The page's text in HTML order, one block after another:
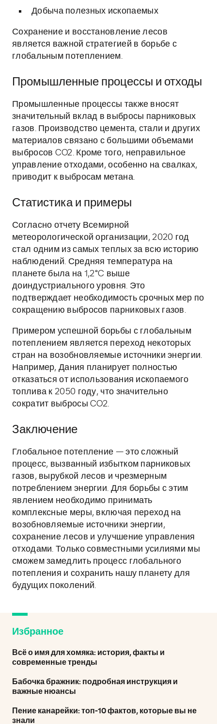
Добыча полезных ископаемых
Сохранение и восстановление лесов
является важной стратегией в борьбе с
глобальным потеплением.
Промышленные процессы и отходы
Промышленные процессы также вносят
значительный вклад в выбросы парниковых
газов. Производство цемента, стали и других
материалов связано с большими объемами
выбросов CO2. Кроме того, неправильное
управление отходами, особенно на свалках,
приводит к выбросам метана.
Статистика и примеры
Согласно отчету Всемирной
метеорологической организации, 2020 год
стал одним из самых теплых за всю историю
наблюдений. Средняя температура на
планете была на 1,2°C выше
доиндустриального уровня. Это
подтверждает необходимость срочных мер по
сокращению выбросов парниковых газов.
Примером успешной борьбы с глобальным
потеплением является переход некоторых
стран на возобновляемые источники энергии.
Например, Дания планирует полностью
отказаться от использования ископаемого
топлива к 2050 году, что значительно
сократит выбросы CO2.
Заключение
Глобальное потепление — это сложный
процесс, вызванный избытком парниковых
газов, вырубкой лесов и чрезмерным
потреблением энергии. Для борьбы с этим
явлением необходимо принимать
комплексные меры, включая переход на
возобновляемые источники энергии,
сохранение лесов и улучшение управления
отходами. Только совместными усилиями мы
сможем замедлить процесс глобального
потепления и сохранить нашу планету для
будущих поколений.
Избранное
Всё о имя для хомяка: история, факты и
современные тренды
Бабочка бражник: подробная инструкция и
важные нюансы
Пение канарейки: топ-10 фактов, которые вы не
знали